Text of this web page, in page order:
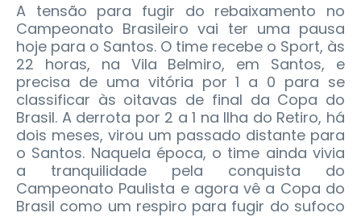
A tensão para fugir do rebaixamento no
Campeonato Brasileiro vai ter uma pausa
hoje para o Santos. O time recebe o Sport, às
22 horas, na Vila Belmiro, em Santos, e
precisa de uma vitória por 1 a 0 para se
classificar às oitavas de final da Copa do
Brasil. A derrota por 2 a 1 na Ilha do Retiro, há
dois meses, virou um passado distante para
o Santos. Naquela época, o time ainda vivia
a tranquilidade pela conquista do
Campeonato Paulista e agora vê a Copa do
Brasil como um respiro para fugir do sufoco